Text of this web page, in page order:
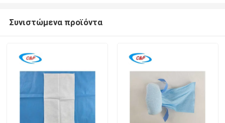
Συνιστώμενα προϊόντα